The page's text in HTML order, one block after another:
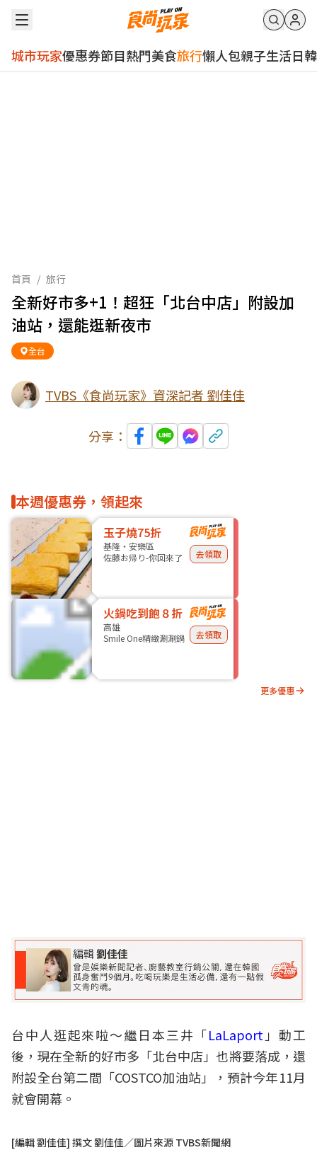
城市玩家優惠券節目熱門美食旅行懶人包親子生活日韓
首頁 / 旅行
全新好市多+1！超狂「北台中店」附設加
油站，還能逛新夜市
全台
TVBS《食尚玩家》資深記者 劉佳佳
分享：
本週優惠券，領起來
玉子燒75折
基隆・安樂區
佐藤お帰り-你回來了
去領取
火鍋吃到飽８折
高雄
Smile One精緻涮涮鍋
去領取
更多優惠
台中人逛起來啦～繼日本三井「LaLaport 」動工
後，現在全新的好市多「北台中店」也將要落成，還
附設全台第二間「COSTCO加油站」，預計今年11月
就會開幕。
[編輯 劉佳佳] 撰文 劉佳佳／圖片來源 TVBS新聞網